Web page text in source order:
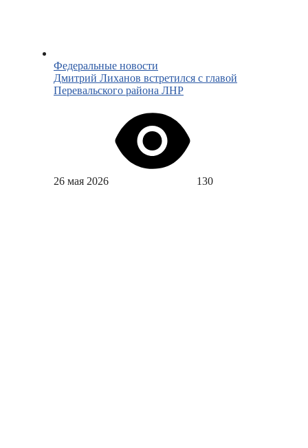
Федеральные новости
Дмитрий Лиханов встретился с главой
Перевальского района ЛНР
26 мая 2026 130